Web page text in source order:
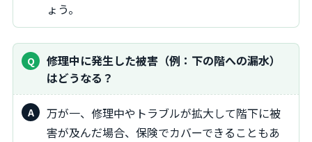
ょう。
修理中に発生した被害（例：下の階への漏水）
はどうなる？
万が一、修理中やトラブルが拡大して階下に被
害が及んだ場合、保険でカバーできることもあ